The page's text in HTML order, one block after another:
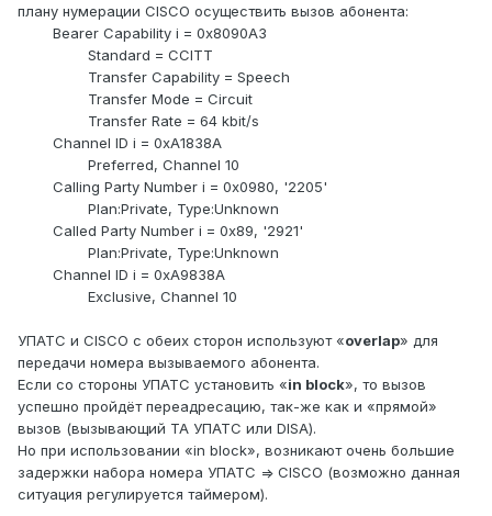
плану нумерации CISCO осуществить вызов абонента:
Bearer Capability i = 0x8090A3
Standard = CCITT
Transfer Capability = Speech
Transfer Mode = Circuit
Transfer Rate = 64 kbit/s
Channel ID i = 0xA1838A
Preferred, Channel 10
Calling Party Number i = 0x0980, '2205'
Plan:Private, Type:Unknown
Called Party Number i = 0x89, '2921'
Plan:Private, Type:Unknown
Channel ID i = 0xA9838A
Exclusive, Channel 10
УПАТС и CISCO с обеих сторон используют «overlap» для
передачи номера вызываемого абонента.
Если со стороны УПАТС установить «in block», то вызов
успешно пройдёт переадресацию, так-же как и «прямой»
вызов (вызывающий ТА УПАТС или DISA).
Но при использовании «in block», возникают очень большие
задержки набора номера УПАТС => CISCO (возможно данная
ситуация регулируется таймером).